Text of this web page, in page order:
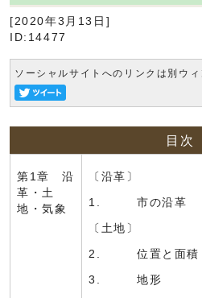
[2020年3月13日]
ID:14477
ソーシャルサイトへのリンクは別ウ
目次
第1章 沿
革・土
地・気象
〔沿革〕
1. 市の沿革
〔土地〕
2. 位置と面積
3. 地形